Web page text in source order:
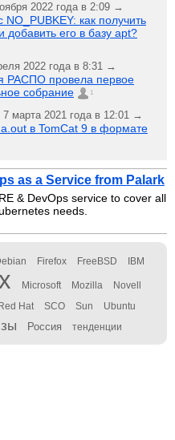
2022 года в 2:09 →
как получить
добавить его в базу apt?
2022 года в 8:31 →
РАСПО провела первое
собрание
1
7 марта 2021 года в 12:01 →
в TomCat 9 в формате
as a Service from Palark
& DevOps service to cover all
needs.
Firefox FreeBSD IBM
Microsoft Mozilla Novell
Red Hat SCO Sun Ubuntu
Россия тенденции